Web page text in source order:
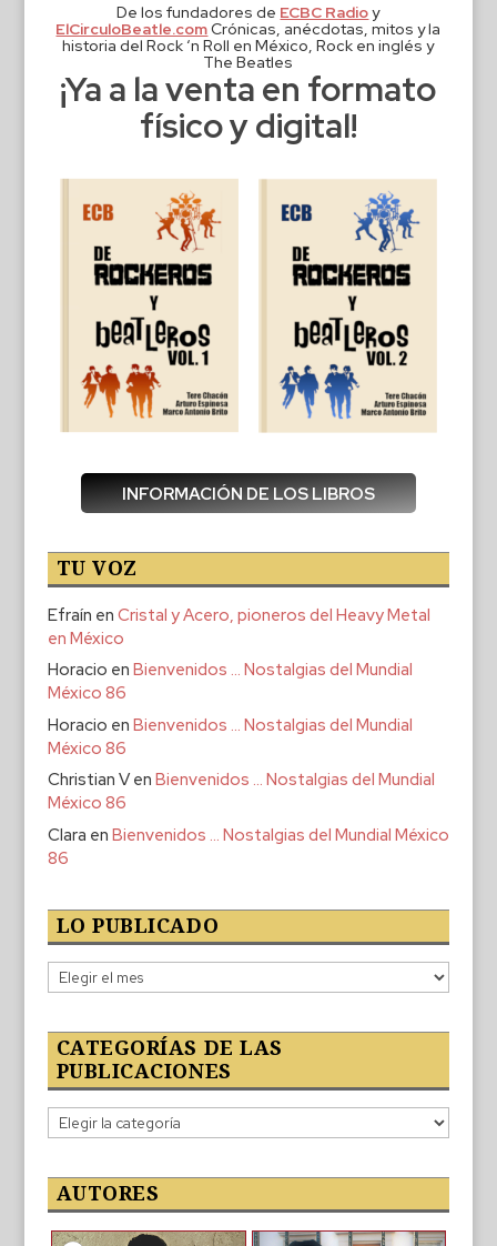
De los fundadores de ECBC Radioy
ElCirculoBeatle.comCrónicas, anécdotas, mitos y la
historia del Rock ‘n Roll en México, Rock en inglés y
The Beatles
¡Ya a la venta en formato
físico y digital!
INFORMACIÓN DE LOS LIBROS
TU VOZ
Efraín en Cristal y Acero, pioneros del Heavy Metal
en México
Horacio en Bienvenidos … Nostalgias del Mundial
México 86
Horacio en Bienvenidos … Nostalgias del Mundial
México 86
Christian Ven Bienvenidos … Nostalgias del Mundial
México 86
Clara en Bienvenidos … Nostalgias del Mundial México
86
LO PUBLICADO
Lo
publicado
CATEGORÍAS DE LAS
PUBLICACIONES
Categorías
de
publicaciones
AUTORES